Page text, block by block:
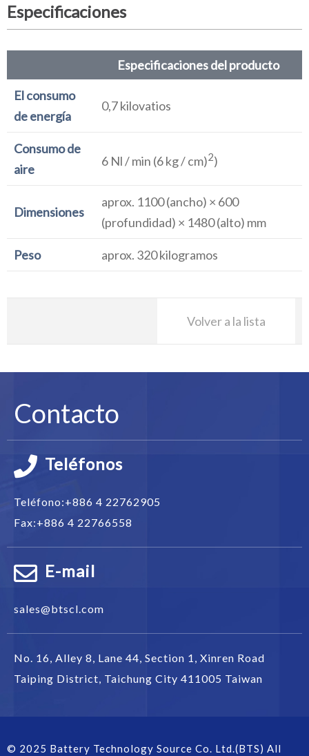
Especificaciones
Especificaciones del producto
El consumo
de energía
0,7 kilovatios
Consumo de
aire
6 Nl / min (6 kg / cm)2)
Dimensiones
aprox. 1100 (ancho) × 600
(profundidad) × 1480 (alto) mm
Peso aprox. 320 kilogramos
Volver a la lista
Contacto
Teléfonos
Teléfono:+886 4 22762905
Fax:+886 4 22766558
E-mail
sales@btscl.com
No. 16, Alley 8, Lane 44, Section 1, Xinren Road
Taiping District Taichung City 411005 Taiwan
© 2025 Battery Technology Source Co. Ltd.(BTS) All